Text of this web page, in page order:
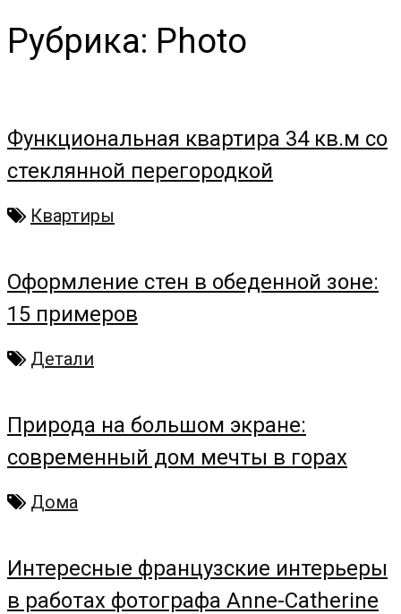
Рубрика: Photo
Функциональная квартира 34 кв.м со
стеклянной перегородкой
Квартиры
Оформление стен в обеденной зоне:
15 примеров
Детали
Природа на большом экране:
современный дом мечты в горах
Дома
Интересные французские интерьеры
в работах фотографа Anne-Catherine